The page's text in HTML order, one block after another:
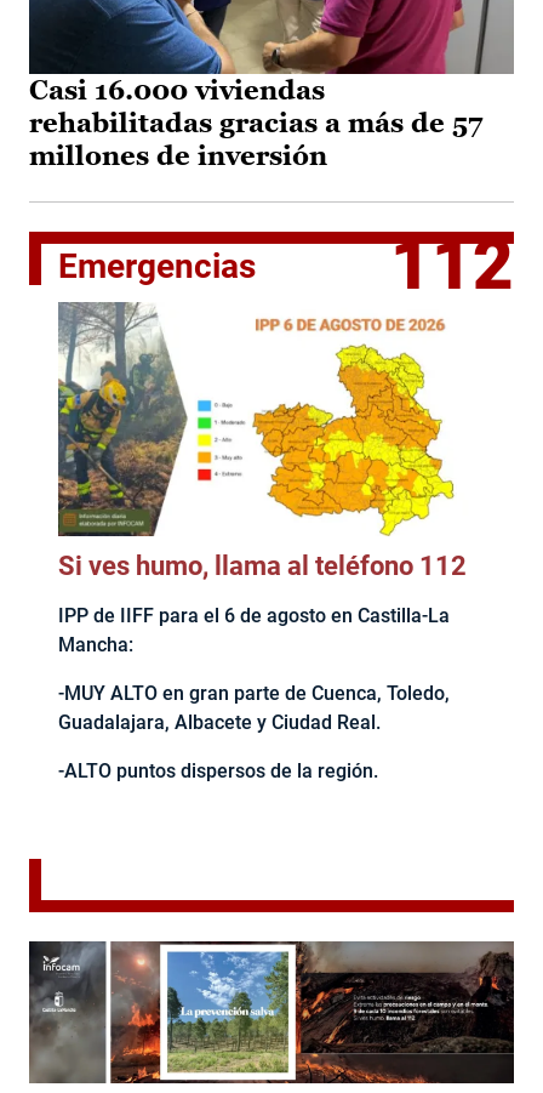
Casi 16.000 viviendas
rehabilitadas gracias a más de 57
millones de inversión
Emergencias 112
Si ves humo, llama al teléfono 112
IPP de IIFF para el 6 de agosto en Castilla-La
Mancha:
-MUY ALTO en gran parte de Cuenca, Toledo,
Guadalajara, Albacete y Ciudad Real.
-ALTO puntos dispersos de la región.